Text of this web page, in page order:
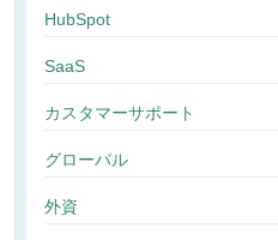
HubSpot
SaaS
カスタマーサポート
グローバル
外資